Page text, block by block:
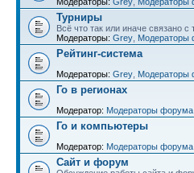
Турниры
Всё что так или иначе связано с
Модераторы: Grey Модераторы
Рейтинг-система
Модераторы: Grey Модераторы
Го в регионах
Модератор: Модераторы форума
Го и компьютеры
Модератор: Модераторы форума
Сайт и форум